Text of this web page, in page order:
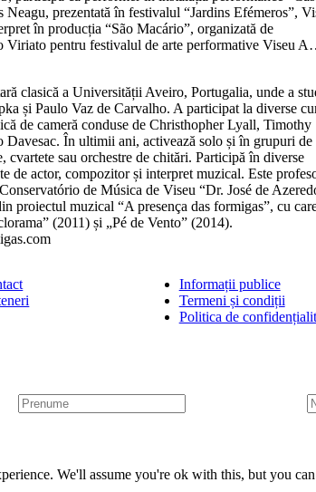
Neagu, prezentată în festivalul “Jardins Efémeros”,
în producția “São Macário”, organizată de
Viriato pentru festivalul de arte performative Viseu
clasică a Universității Aveiro, Portugalia, unde a
și Paulo Vaz de Carvalho. A participat la diverse
de cameră conduse de Christhopher Lyall, Timothy
Davesac. În ultimii ani, activează solo și în grupuri de
cvartete sau orchestre de chitări. Participă în diverse
de actor, compozitor și interpret muzical. Este
de Música de Viseu “Dr. José de
proiectul muzical “A presença das formigas”, cu
(2011) și „Pé de Vento” (2014).
Informații publice
Termeni și condiții
Politica de
P
r
u
m
u
We'll assume you're ok with this, but you